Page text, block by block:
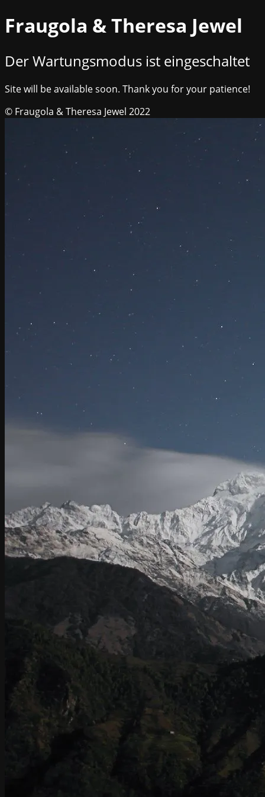
Fraugola & Theresa Jewel
Der Wartungsmodus ist eingeschaltet
Site will be available soon. Thank you for your patience!
© Fraugola & Theresa Jewel 2022